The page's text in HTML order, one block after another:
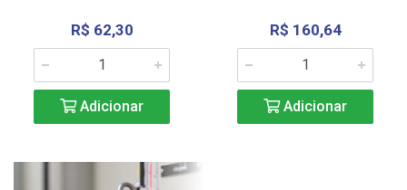
R$ 62,30
Adicionar
R$ 160,64
Adicionar